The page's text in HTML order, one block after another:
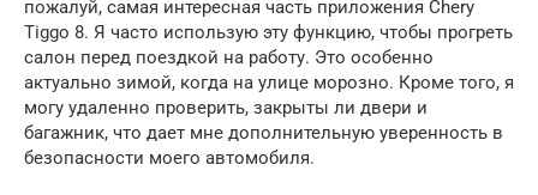
пожалуй, самая интересная часть приложения Chery
Tiggo 8. Я часто использую эту функцию, чтобы прогреть
салон перед поездкой на работу. Это особенно
актуально зимой, когда на улице морозно. Кроме того, я
могу удаленно проверить, закрыты ли двери и
багажник, что дает мне дополнительную уверенность в
безопасности моего автомобиля.